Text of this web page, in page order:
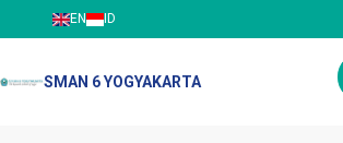
EN ID
SMAN 6 YOGYAKARTA